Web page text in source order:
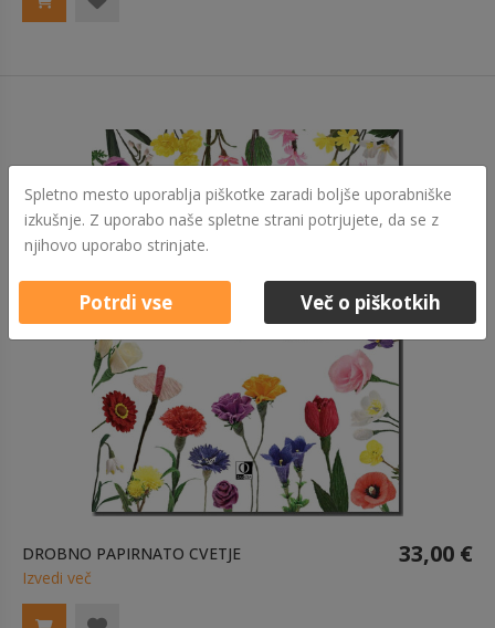
DROBNO PAPIRNATO CVETJE 33,00 €
Izvedi več
Spletno mesto uporablja piškotke zaradi boljše uporabniške
izkušnje. Z uporabo naše spletne strani potrjujete, da se z
njihovo uporabo strinjate.
Potrdi vse Več o piškotkih